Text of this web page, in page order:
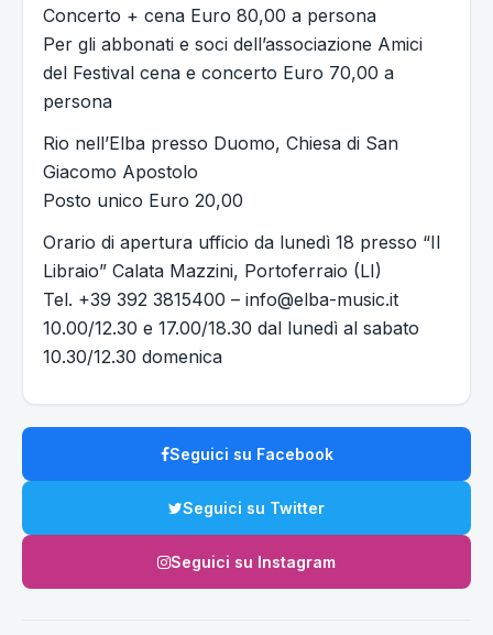
Concerto + cena Euro 80,00 a persona
Per gli abbonati e soci dell’associazione Amici
del Festival cena e concerto Euro 70,00 a
persona
Rio nell’Elba presso Duomo, Chiesa di San
Giacomo Apostolo
Posto unico Euro 20,00
Orario di apertura ufficio da lunedì 18 presso “Il
Libraio” Calata Mazzini, Portoferraio (LI)
Tel. +39 392 3815400 – info@elba-music.it
10.00/12.30 e 17.00/18.30 dal lunedì al sabato
10.30/12.30 domenica
Seguici su Facebook
Seguici su Twitter
Seguici su Instagram